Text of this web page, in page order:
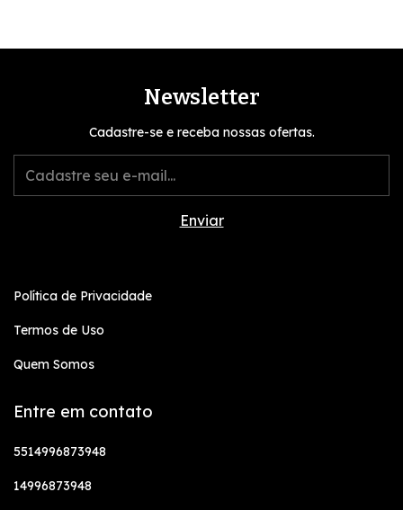
Newsletter
Cadastre-se e receba nossas ofertas.
Política de Privacidade
Termos de Uso
Quem Somos
Entre em contato
5514996873948
14996873948